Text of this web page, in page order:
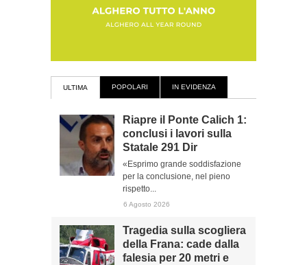
ULTIMA POPOLARI IN EVIDENZA
Riapre il Ponte Calich 1:
conclusi i lavori sulla
Statale 291 Dir
«Esprimo grande soddisfazione
per la conclusione, nel pieno
rispetto...
6 Agosto 2026
Tragedia sulla scogliera
della Frana: cade dalla
falesia per 20 metri e